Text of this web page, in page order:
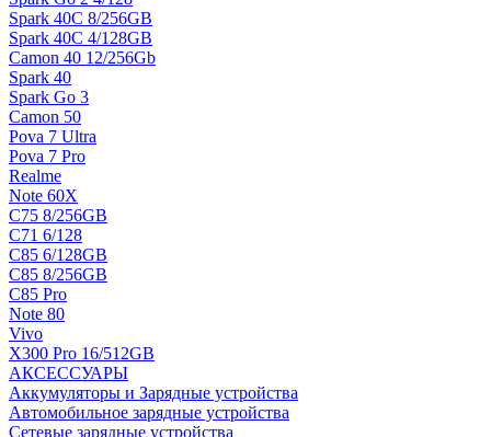
Spark 40C 8/256GB
Spark 40C 4/128GB
Camon 40 12/256Gb
Spark 40
Spark Go 3
Camon 50
Pova 7 Ultra
Pova 7 Pro
Realme
Note 60X
C75 8/256GB
C71 6/128
C85 6/128GB
C85 8/256GB
C85 Pro
Note 80
Vivo
X300 Pro 16/512GB
АКСЕССУАРЫ
Аккумуляторы и Зарядные устройства
Автомобильное зарядные устройства
Сетевые зарядные устройства